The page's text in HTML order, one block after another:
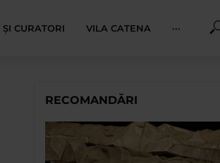
ȘI CURATORI VILA CATENA ···
RECOMANDĂRI